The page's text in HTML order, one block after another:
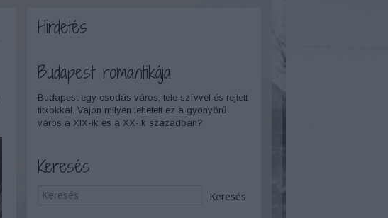
Hirdetés
Budapest romantikája
Budapest egy csodás város, tele szívvel és rejtett
titkokkal. Vajon milyen lehetett ez a gyönyörű
város a XIX-ik és a XX-ik században?
Keresés